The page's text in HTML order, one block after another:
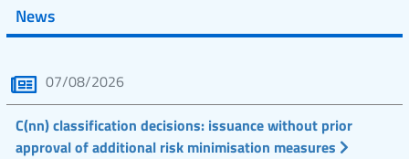
News
07/08/2026
C(nn) classification decisions: issuance without prior
approval of additional risk minimisation measures